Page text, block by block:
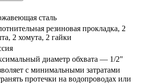
сталь
резиновая прокладка, 2
2 хомута, 2 гайки
диаметр обхвата — 1/2"
с минимальными затратами
протечки на водопроводах или